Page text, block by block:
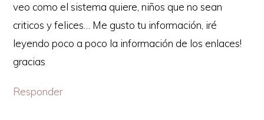
veo como el sistema quiere, niños que no sean
criticos y felices… Me gusto tu información, iré
leyendo poco a poco la información de los enlaces!
gracias
Responder